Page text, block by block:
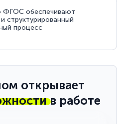
ФГОС обеспечивают
структурированный
процесс
открывает
в работе